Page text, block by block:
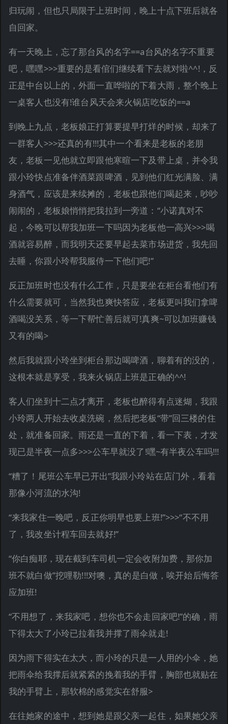
归玩闹，但也只局限于上班时间，晚上十点下班后就各
自回家。
有一天晚上，忘了那台风的名字==a台风的名字不重要
吧，嘿嘿>>>重要的是看倌们继续看下去就对啦^^!，反
正是中台以上的，外面一直哗啦的下着大雨，整个晚上
一桌客人也没有!谁台风天会来火锅店吃饭的==a
到晚上九点，老板娘正打算要提早打烊的时候，却来了
一群客人>>>还真的有!!!其中一个看来是老板的老朋
友，老板一见他就立即跟他寒暄一下及带上桌，并令我
跟小玲快点准备伴酒菜跟啤酒，见到他们红光满脸、满
身酒气，应该是来续摊的，老板也跟他们喝起来，吵吵
闹闹的，老板娘悄悄把我拉到一旁道：“小诺真对不
起，今晚可以帮我加班一下吗因为老板他一高兴>>>喝
酒就容易醉，而我明天还要早起去菜市场进货，我先回
去睡，你跟小玲帮我服侍一下他们吧!”
反正加班时也没有什么工作，只是要坐在柜台看他们有
什么需要就可，当然我也爽快答应，老板更叫我们拿啤
酒喝没关系，等一下帮忙善后就可!真爽~可以加班赚钱
又有的喝>
然后我就跟小玲坐到柜台那边喝啤酒，聊着有的没的，
这根本就是享受，我来火锅店上班是正确的^^!
客人们坐到十二点才离开，老板也醉得有点迷煳，我跟
小玲两人开始去收桌洗碗，然后把老板“带”回三楼的住
处，就准备回家。雨还是一直的下着，看一下表，才发
现已是半夜一点多>>>公车早就没了!嘿~有半夜公车吗!!!
“糟了！尾班公车早已开出”我跟小玲站在店门外，看着
那像小河流的水沟!
“来我家住一晚吧，反正你明早也要上班!”>>>“不不用
了，我改坐计程车回去就好!”
“你白痴耶，现在截到车司机一定会收附加费，那你加
班不就白做”挖哩勒!!!对噢，真的是白做，唉开始后悔答
应加班!
“不用想了，来我家吧，想你也不会走回家吧!”的确，雨
下得太大了小玲已拉着我并撑了雨伞就走!
因为雨下得实在太大，而小玲的只是一人用的小伞，她
把雨伞给我撑后就紧紧的挽着我的手臂，胸部也就贴在
我的手臂上，那软棉的感觉实在舒服>
在往她家的途中，想到她是跟父亲一起住，如果她父亲